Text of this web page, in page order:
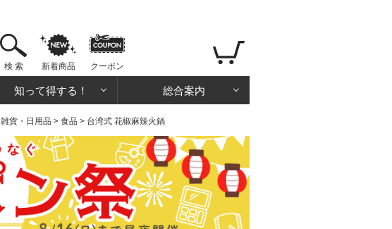
検 索 新着商品 クーポン
知って得する！ 総合案内
雑貨・日用品 > 食品 > 台湾式 花椒麻辣火鍋